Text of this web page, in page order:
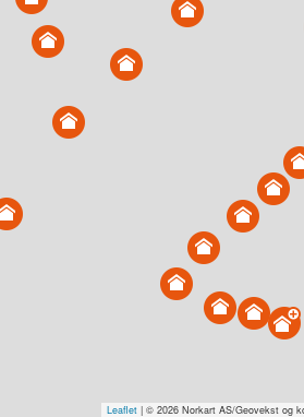
Vis radon, kvikkleire, årlige
kart
Overvåk og varsle om nye salg i
Dato solgt er tinglyst dato. 1881 publiserer
endringer i offentlige
Hva er salgspris og
Om eiendomspriser
Kundeservice
Personvern og vilkår
Cookies
Nettstedskart
Leaflet | © 2026 Norkart AS/Geovekst og